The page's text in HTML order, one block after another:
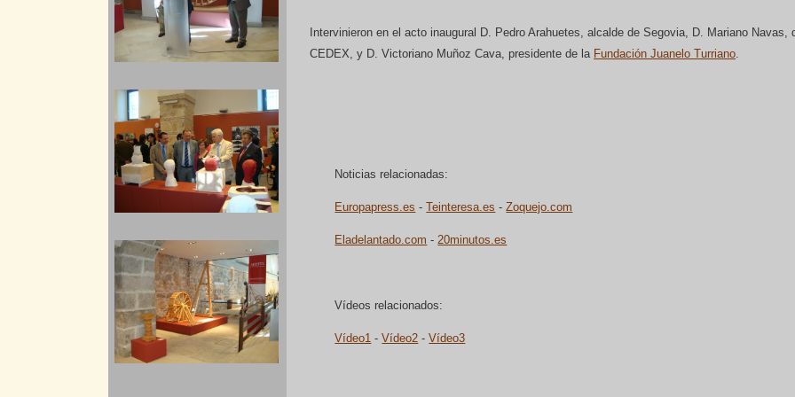
Intervinieron en el acto inaugural D. Pedro Arahuetes, alcalde de Segovia, D. Mariano Navas,
CEDEX, y D. Victoriano Muñoz Cava, presidente de la Fundación Juanelo Turriano.
Noticias relacionadas:
Europapress.es -Teinteresa.es -Zoquejo.com
Eladelantado.com - 20minutos.es
Vídeos relacionados:
Vídeo1 -Vídeo2 -Vídeo3